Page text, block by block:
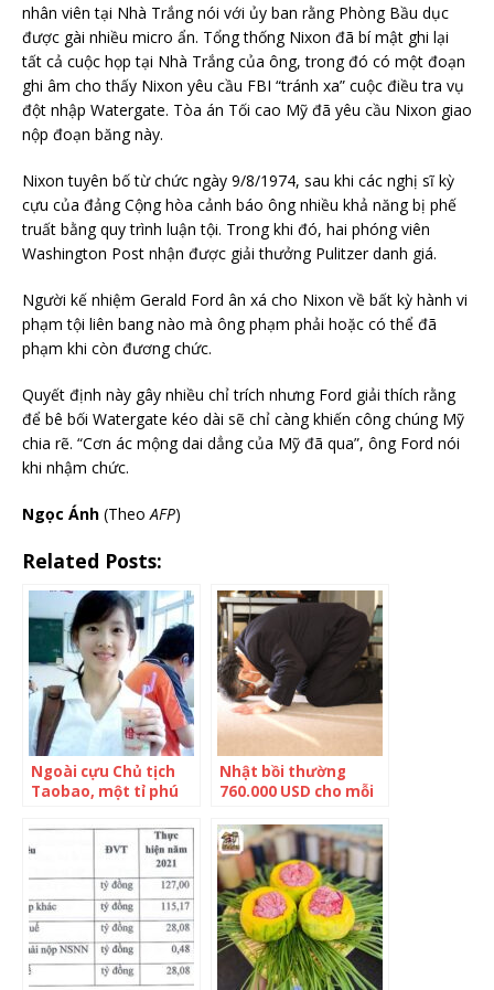
nhân viên tại Nhà Trắng nói với ủy ban rằng Phòng Bầu dục
được gài nhiều micro ẩn. Tổng thống Nixon đã bí mật ghi lại
tất cả cuộc họp tại Nhà Trắng của ông, trong đó có một đoạn
ghi âm cho thấy Nixon yêu cầu FBI “tránh xa” cuộc điều tra vụ
đột nhập Watergate. Tòa án Tối cao Mỹ đã yêu cầu Nixon giao
nộp đoạn băng này.
Nixon tuyên bố từ chức ngày 9/8/1974, sau khi các nghị sĩ kỳ
cựu của đảng Cộng hòa cảnh báo ông nhiều khả năng bị phế
truất bằng quy trình luận tội. Trong khi đó, hai phóng viên
Washington Post nhận được giải thưởng Pulitzer danh giá.
Người kế nhiệm Gerald Ford ân xá cho Nixon về bất kỳ hành vi
phạm tội liên bang nào mà ông phạm phải hoặc có thể đã
phạm khi còn đương chức.
Quyết định này gây nhiều chỉ trích nhưng Ford giải thích rằng
để bê bối Watergate kéo dài sẽ chỉ càng khiến công chúng Mỹ
chia rẽ. “Cơn ác mộng dai dẳng của Mỹ đã qua”, ông Ford nói
khi nhậm chức.
Ngọc Ánh (Theo AFP)
Related Posts:
Ngoài cựu Chủ tịch
Taobao, một tỉ phú
tơi bời sự nghiệp vì
‘tiểu tam’: Bê bối
ngoại tình, tấn công
tình dục nhiều nữ
sinh, khiến công ty
lao dốc không phanh
Nhật bồi thường
760.000 USD cho mỗi